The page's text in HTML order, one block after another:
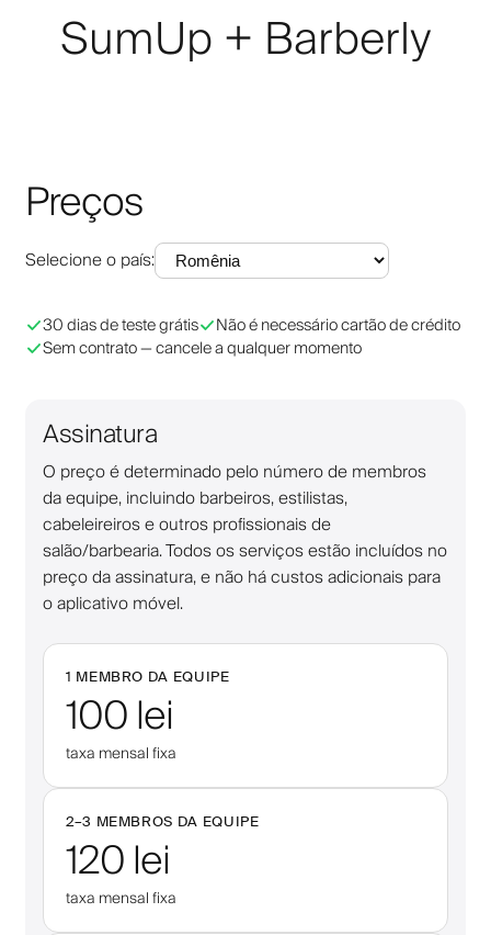
SumUp + Barberly
Preços
Selecione o país:
30 dias de teste grátis
Não é necessário cartão de crédito
Sem contrato — cancele a qualquer momento
Assinatura
O preço é determinado pelo número de membros
da equipe, incluindo barbeiros, estilistas,
cabeleireiros e outros profissionais de
salão/barbearia. Todos os serviços estão incluídos no
preço da assinatura, e não há custos adicionais para
o aplicativo móvel.
1 MEMBRO DA EQUIPE
100 lei
taxa mensal fixa
2–3 MEMBROS DA EQUIPE
120 lei
taxa mensal fixa